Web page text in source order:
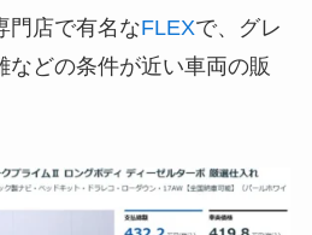
門店で有名なFLEXで、グレ
などの条件が近い車両の販